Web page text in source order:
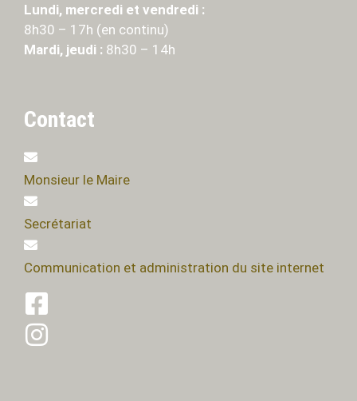
Lundi, mercredi et vendredi :
8h30 – 17h (en continu)
Mardi, jeudi : 8h30 – 14h
Contact
Monsieur le Maire
Secrétariat
Communication et administration du site internet